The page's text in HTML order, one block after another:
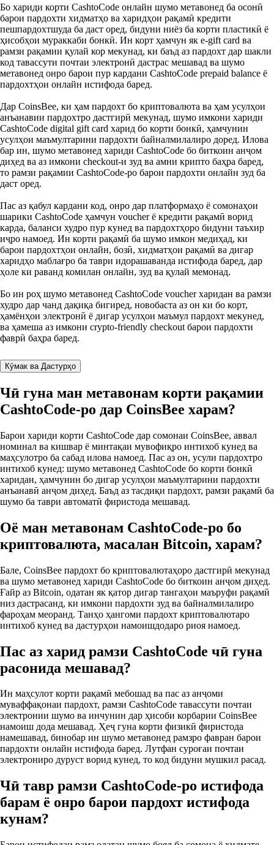
Бо хариди корти CashtoCode онлайн шумо метавонед ба осонӣ
барои пардохти хидматҳо ва харидҳои рақамӣ кредити
пешпардохтшуда ба даст оред, бидуни ниёз ба корти пластикӣ ё
ҳисобҳои мураккаби бонкӣ. Ин корт ҳамчун як e-gift card ва
рамзи рақамии қулай кор мекунад, ки баъд аз пардохт дар шакли
код тавассути почтаи электронӣ дастрас мешавад ва шумо
метавонед онро барои пур кардани CashtoCode prepaid balance ё
пардохтҳои онлайн истифода баред.
Дар CoinsBee, ки ҳам пардохт бо криптовалюта ва ҳам усулҳои
анъанавии пардохтро дастгирӣ мекунад, шумо имкони хариди
CashtoCode digital gift card харид бо корти бонкӣ, ҳамчунин
усулҳои маъмултарини пардохти байналмилалиро доред. Илова
бар ин, шумо метавонед хариди CashtoCode бо биткоин анҷом
диҳед ва аз имкони checkout-и зуд ва амни крипто баҳра баред,
то рамзи рақамии CashtoCode-ро барои пардохти онлайн зуд ба
даст оред.
Пас аз қабул кардани код, онро дар платформаҳо ё сомонаҳои
шарики CashtoCode ҳамчун voucher ё кредити рақамӣ ворид
карда, баланси худро пур кунед ва пардохтҳоро бидуни таъхир
иҷро намоед. Ин корти рақамӣ ба шумо имкон медиҳад, ки
барои пардохтҳои онлайн, бозӣ, хидматҳои рақамӣ ва дигар
харидҳо маблағро ба таври идорашаванда истифода баред, дар
ҳоле ки раванд комилан онлайн, зуд ва қулай мемонад.
Бо ин роҳ шумо метавонед CashtoCode voucher харидан ва рамзи
худро дар чанд дақиқа бигиред, новобаста аз он ки бо корт,
ҳамёнҳои электронӣ ё дигар усулҳои маъмул пардохт мекунед,
ва ҳамеша аз имкони crypto-friendly checkout барои пардохти
фаврӣ баҳра баред.
Кӯмак ва Дастурҳо
Чӣ гуна ман метавонам корти рақамии
CashtoCode-ро дар CoinsBee харам?
Барои хариди корти CashtoCode дар сомонаи CoinsBee, аввал
номинал ва кишвар ё минтақаи мувофиқро интихоб кунед ва
маҳсулотро ба сабад илова намоед. Пас аз он, усули пардохтро
интихоб кунед: шумо метавонед CashtoCode бо корти бонкӣ
харидан, ҳамчунин бо дигар усулҳои маъмултарини пардохти
анъанавӣ анҷом диҳед. Баъд аз тасдиқи пардохт, рамзи рақамӣ ба
шумо ба таври автоматӣ фиристода мешавад.
Оё ман метавонам CashtoCode-ро бо
криптовалюта, масалан Bitcoin, харам?
Бале, CoinsBee пардохт бо криптовалютаҳоро дастгирӣ мекунад
ва шумо метавонед хариди CashtoCode бо биткоин анҷом диҳед.
Ғайр аз Bitcoin, одатан як қатор дигар тангаҳои маъруфи рақамӣ
низ дастрасанд, ки имкони пардохти зуд ва байналмилалиро
фароҳам меоранд. Танҳо ҳангоми пардохт криптовалютаро
интихоб кунед ва дастурҳои намоишдодаро риоя намоед.
Пас аз харид рамзи CashtoCode чӣ гуна
расонида мешавад?
Ин маҳсулот корти рақамӣ мебошад ва пас аз анҷоми
муваффақонаи пардохт, рамзи CashtoCode тавассути почтаи
электронии шумо ва инчунин дар ҳисоби корбарии CoinsBee
намоиш дода мешавад. Ҳеҷ гуна корти физикӣ фиристода
намешавад, бинобар ин шумо метавонед рамзро фавран барои
пардохти онлайн истифода баред. Лутфан суроғаи почтаи
электрониро дуруст ворид кунед, то код бидуни мушкил расад.
Чӣ тавр рамзи CashtoCode-ро истифода
барам ё онро барои пардохт истифода
кунам?